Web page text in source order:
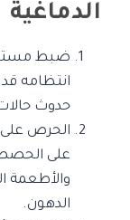
الدماغية
ضبط
انتظامه قد
حدوث
الحرص على
على الحصص
والأطعمة
الدهون.